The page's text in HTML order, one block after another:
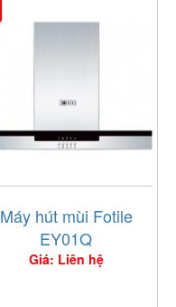
Máy hút mùi Fotile
EY01Q
Giá: Liên hệ